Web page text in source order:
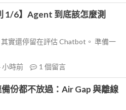
1/6】Agent 到底該怎麼測
實還停留在評估 Chatbot。 準備一
小時前 1 個留言
份都不放過：Air Gap 與離線